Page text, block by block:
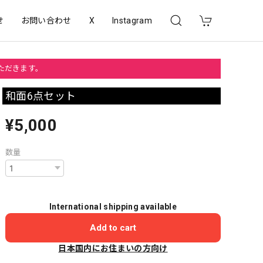
お問い合わせ X Instagram
きます。
和面6点セット
¥5,000
数量
International shipping available
Add to cart
日本国内にお住まいの方向け